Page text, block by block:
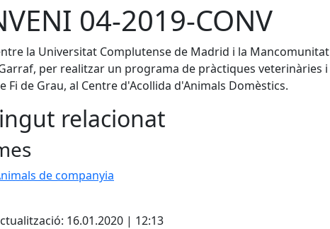
04-2019-CONV
la Universitat Complutense de Madrid i la Mancomunitat
per realitzar un programa de pràctiques veterinàries i
Fi de Grau, al Centre d'Acollida d'Animals Domèstics.
relacionat
de companyia
16.01.2020 | 12:13